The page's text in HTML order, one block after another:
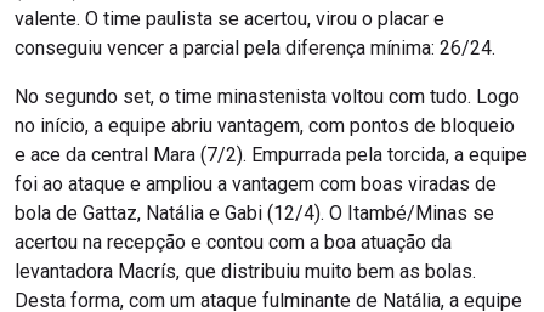
valente. O time paulista se acertou, virou o placar e
conseguiu vencer a parcial pela diferença mínima: 26/24.
No segundo set, o time minastenista voltou com tudo. Logo
no início, a equipe abriu vantagem, com pontos de bloqueio
e ace da central Mara (7/2). Empurrada pela torcida, a equipe
foi ao ataque e ampliou a vantagem com boas viradas de
bola de Gattaz, Natália e Gabi (12/4). O Itambé/Minas se
acertou na recepção e contou com a boa atuação da
levantadora Macrís, que distribuiu muito bem as bolas.
Desta forma, com um ataque fulminante de Natália, a equipe